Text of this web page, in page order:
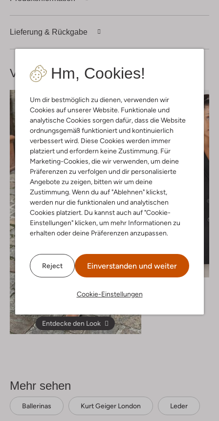
Hm, Cookies!
Um dir bestmöglich zu dienen, verwenden wir
Cookies auf unserer Website. Funktionale und
analytische Cookies sorgen dafür, dass die Website
ordnungsgemäß funktioniert und kontinuierlich
verbessert wird. Diese Cookies werden immer
platziert und erfordern keine Zustimmung. Für
Marketing-Cookies, die wir verwenden, um deine
Präferenzen zu verfolgen und dir personalisierte
Angebote zu zeigen, bitten wir um deine
Zustimmung. Wenn du auf "Ablehnen" klickst,
werden nur die funktionalen und analytischen
Cookies platziert. Du kannst auch auf "Cookie-
Einstellungen" klicken, um mehr Informationen zu
erhalten oder deine Präferenzen anzupassen.
Reject Einverstanden und weiter
Cookie-Einstellungen
Lieferung & Rückgabe
Vervollständige deinenLook
Entdecke den Look
Mehr sehen
Ballerinas Kurt Geiger London Leder